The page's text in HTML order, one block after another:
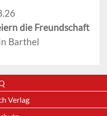
die Freundschaft
Barthel
Verlag